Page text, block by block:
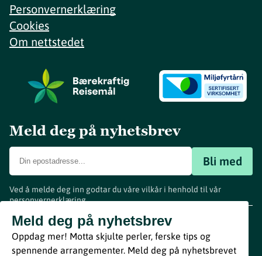
Personvernerklæring
Cookies
Om nettstedet
Meld deg på nyhetsbrev
Bli med
Ved å melde deg inn godtar du våre vilkår i henhold til vår
personvernerklæring.
Meld deg på nyhetsbrev
Oppdag mer! Motta skjulte perler, ferske tips og
spennende arrangementer. Meld deg på nyhetsbrevet
www.visitvestfold.com
Turistinformasjon
Vestfold Fylkeskommune